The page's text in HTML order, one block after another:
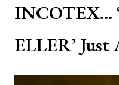
INCOTEX…
ELLER’